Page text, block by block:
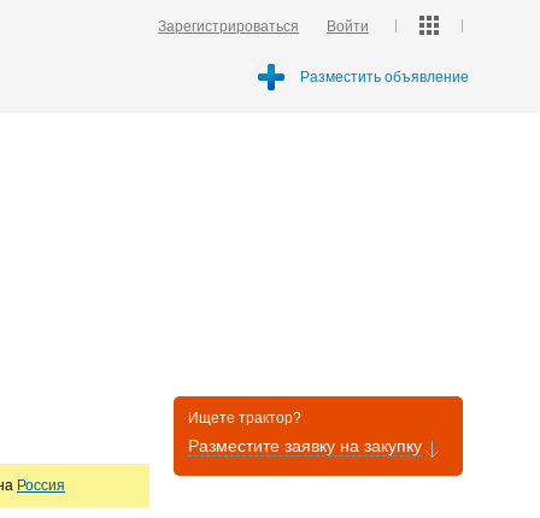
Зарегистрироваться Войти
Разместить объявление
Россия
Ищете трактор?
Разместите заявку на закупку